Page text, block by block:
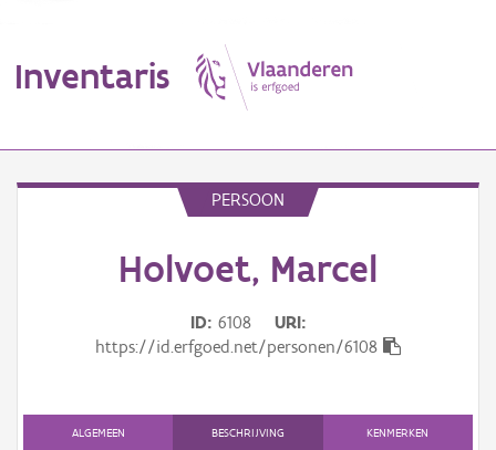
Inventaris
Thema
PERSOON
Holvoet, Marcel
ID 6108
URI
https://id.erfgoed.net/personen/6108
ALGEMEEN BESCHRIJVING KENMERKEN